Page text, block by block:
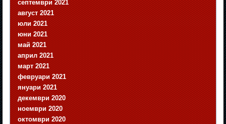
септември 2021
август 2021
юли 2021
юни 2021
май 2021
април 2021
март 2021
февруари 2021
януари 2021
декември 2020
ноември 2020
октомври 2020